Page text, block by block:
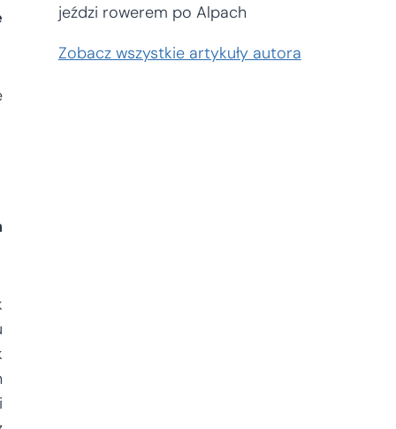
jeździ rowerem po Alpach
Zobacz wszystkie artykuły autora